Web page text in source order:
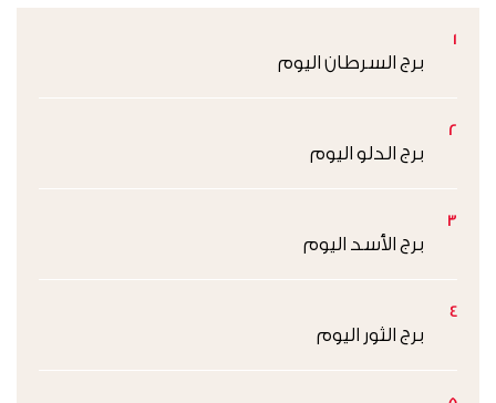
1
برج السرطان اليوم
2
برج الدلو اليوم
3
برج الأسد اليوم
4
برج الثور اليوم